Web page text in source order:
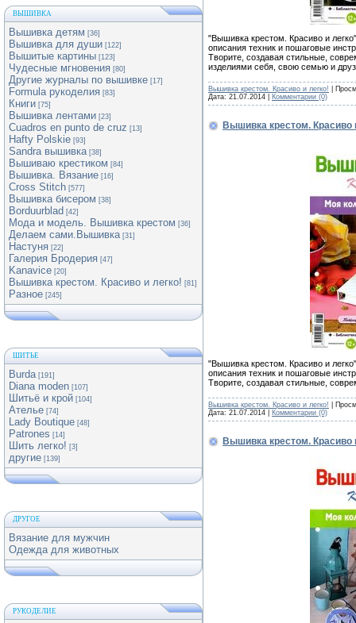
ВЫШИВКА
Вышивка детям [36]
Вышивка для души [122]
Вышитые картины [123]
Чудесные мгновения [80]
Другие журналы по вышивке [17]
Formula рукоделия [83]
Книги [75]
Вышивка лентами [23]
Cuadros en punto de cruz [13]
Hafty Polskie [93]
Sandra вышивка [38]
Вышиваю крестиком [84]
Вышивка. Вязание [16]
Cross Stitch [577]
Вышивка бисером [38]
Borduurblad [42]
Мода и модель. Вышивка крестом [36]
Делаем сами.Вышивка [31]
Настуня [22]
Галерия Бродерия [47]
Kanavice [20]
Вышивка крестом. Красиво и легко! [81]
Разное [245]
ШИТЬЕ
Burda [191]
Diana moden [107]
Шитьё и крой [104]
Ателье [74]
Lady Boutique [48]
Patrones [14]
Шить легко! [3]
другие [139]
ДРУГОЕ
Вязание для мужчин
Одежда для животных
РУКОДЕЛИЕ
"Вышивка крестом. Красиво и
описания техник и пошаговые
Творите, создавая стильные,
изделиями себя, свою семью и
Вышивка крестом. Красиво и легко! |
Дата: 21.07.2014 Комментарии (0)
Вышивка крестом. Красиво
"Вышивка крестом. Красиво и
описания техник и пошаговые
Творите, создавая стильные,
Вышивка крестом. Красиво и легко! |
Дата: 21.07.2014 Комментарии (0)
Вышивка крестом. Красиво